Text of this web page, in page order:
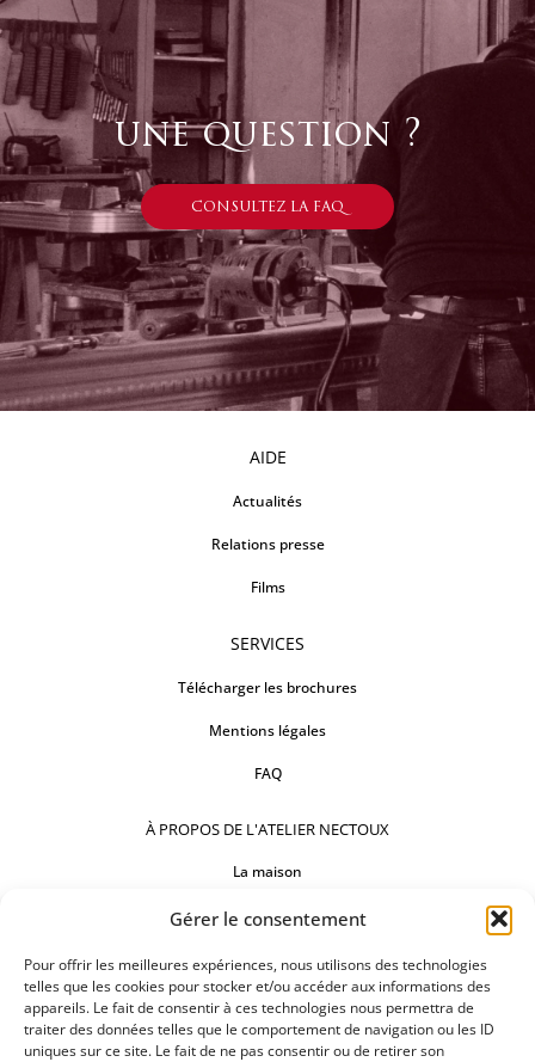
Gérer le consentement
Pour offrir les meilleures expériences, nous utilisons des technologies
telles que les cookies pour stocker et/ou accéder aux informations des
appareils. Le fait de consentir à ces technologies nous permettra de
traiter des données telles que le comportement de navigation ou les ID
uniques sur ce site. Le fait de ne pas consentir ou de retirer son
une question ?
CONSULTEZ LA FAQ
AIDE
Actualités
Relations presse
Films
SERVICES
Télécharger les brochures
Mentions légales
FAQ
À PROPOS DE L'ATELIER NECTOUX
La maison
Comptoirs
Nos réalisations
SUIVEZ-NOUS